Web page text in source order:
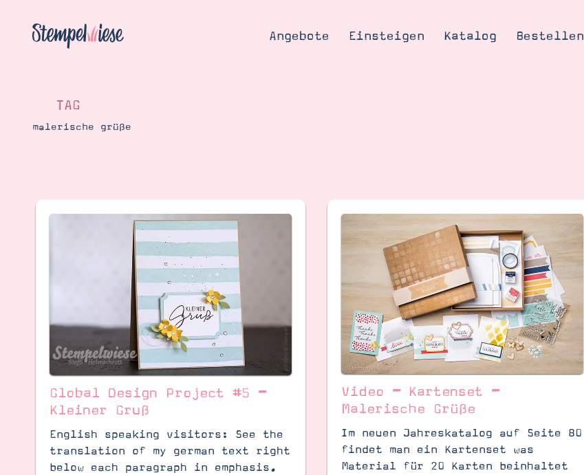
Angebote Einsteigen Katalog Bestellen
Katalog
Bestellen
Kontakt
Blog
Produkte erklärt
Über Stampin’ Up!
TAG
malerische grüße
Global Design Project #5 –
Kleiner Gruß
English speaking visitors: See the
translation of my german text right
below each paragraph in emphasis.
Video – Kartenset –
Malerische Grüße
Im neuen Jahreskatalog auf Seite 80
findet man ein Kartenset was
Material für 20 Karten beinhaltet